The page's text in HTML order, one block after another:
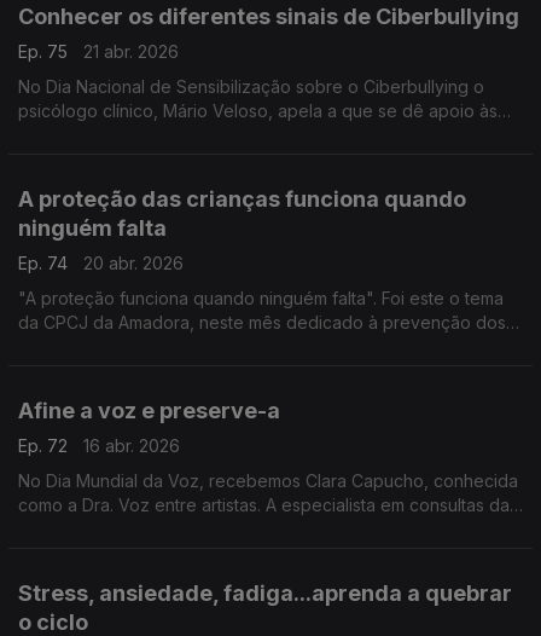
Conhecer os diferentes sinais de Ciberbullying
Ep. 75
21 abr. 2026
No Dia Nacional de Sensibilização sobre o Ciberbullying o
psicólogo clínico, Mário Veloso, apela a que se dê apoio às
A proteção das crianças funciona quando
ninguém falta
Ep. 74
20 abr. 2026
"A proteção funciona quando ninguém falta". Foi este o tema
da CPCJ da Amadora, neste mês dedicado à prevenção dos
Afine a voz e preserve-a
Ep. 72
16 abr. 2026
No Dia Mundial da Voz, recebemos Clara Capucho, conhecida
como a Dra. Voz entre artistas. A especialista em consultas da
Stress, ansiedade, fadiga...aprenda a quebrar
o ciclo